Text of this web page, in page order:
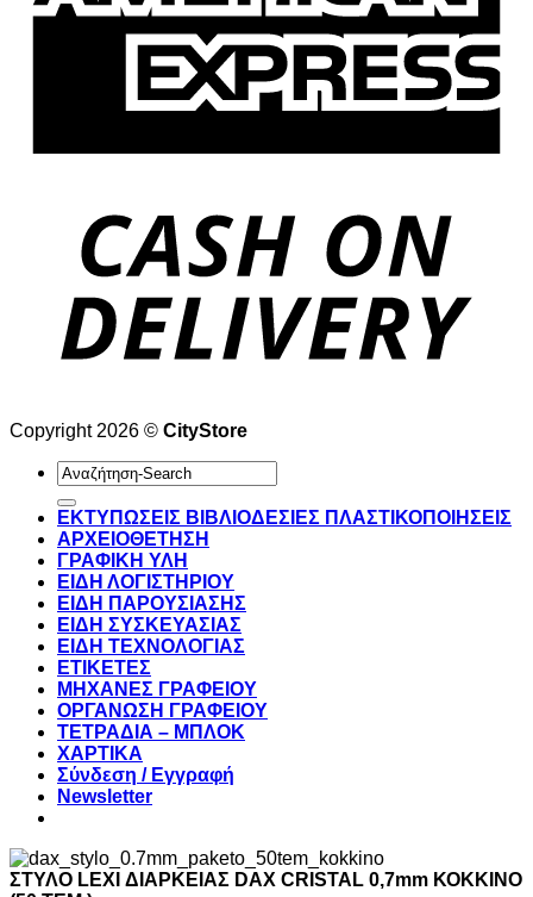
Copyright 2026 © CityStore
Αναζήτηση
για:
ΕΚΤΥΠΩΣΕΙΣ ΒΙΒΛΙΟΔΕΣΙΕΣ ΠΛΑΣΤΙΚΟΠΟΙΗΣΕΙΣ
ΑΡΧΕΙΟΘΕΤΗΣΗ
ΓΡΑΦΙΚΗ ΥΛΗ
ΕΙΔΗ ΛΟΓΙΣΤΗΡΙΟΥ
ΕΙΔΗ ΠΑΡΟΥΣΙΑΣΗΣ
ΕΙΔΗ ΣΥΣΚΕΥΑΣΙΑΣ
ΕΙΔΗ ΤΕΧΝΟΛΟΓΙΑΣ
ΕΤΙΚΕΤΕΣ
ΜΗΧΑΝΕΣ ΓΡΑΦΕΙΟΥ
ΟΡΓΑΝΩΣΗ ΓΡΑΦΕΙΟΥ
ΤΕΤΡΑΔΙΑ – ΜΠΛΟΚ
ΧΑΡΤΙΚΑ
Σύνδεση / Εγγραφή
Newsletter
ΣΤΥΛΟ LEXI ΔΙΑΡΚΕΙΑΣ DAX CRISTAL 0,7mm ΚΟΚΚΙΝΟ